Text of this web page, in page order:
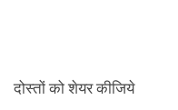
दोस्तों को शेयर कीजिये